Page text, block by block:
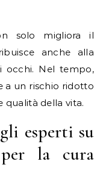
solo migliora il
anche alla
occhi. Nel tempo,
a un rischio ridotto
qualità della vita.
esperti su
la cura